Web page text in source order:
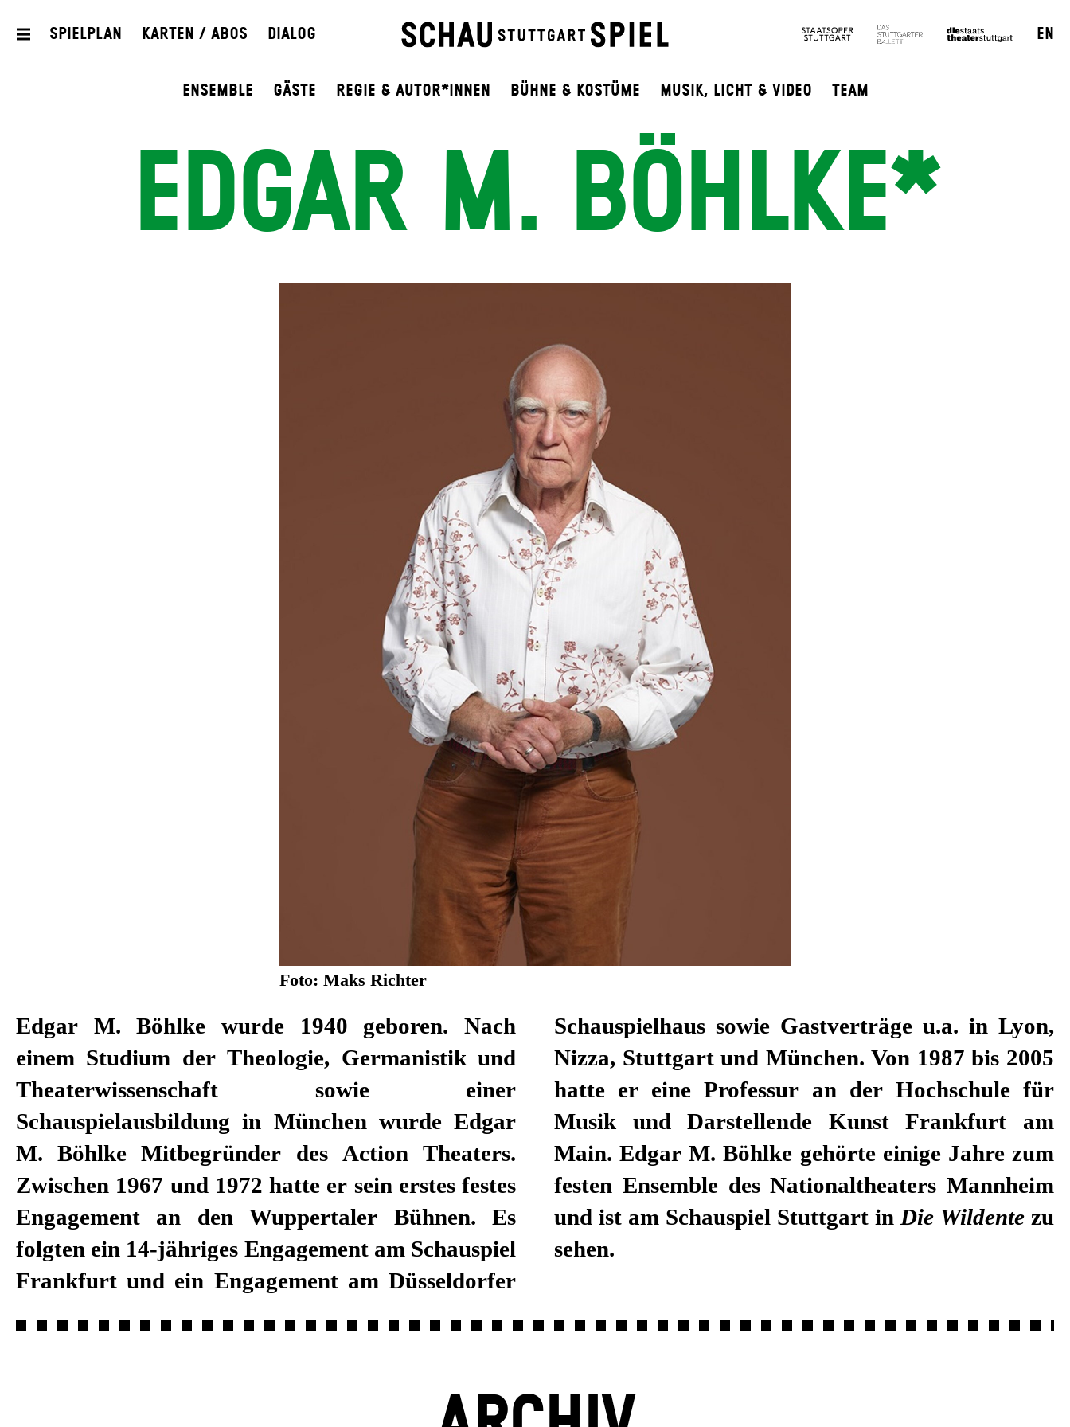
Spielplan Karten / Abos Dialog EN
Ensemble Gäste Regie & Autor*innen Bühne & Kostüme Musik, Licht & Video Team
EDGAR M. BÖHLKE*
Foto: Maks Richter
Edgar M. Böhlke wurde 1940 geboren. Nach
einem Studium der Theologie, Germanistik und
Theaterwissenschaft sowie einer
Schauspielausbildung in München wurde Edgar
M. Böhlke Mitbegründer des Action Theaters.
Zwischen 1967 und 1972 hatte er sein erstes festes
Engagement an den Wuppertaler Bühnen. Es
folgten ein 14-jähriges Engagement am Schauspiel
Frankfurt und ein Engagement am Düsseldorfer
Schauspielhaus sowie Gastverträge u.a. in Lyon,
Nizza, Stuttgart und München. Von 1987 bis 2005
hatte er eine Professur an der Hochschule für
Musik und Darstellende Kunst Frankfurt am
Main. Edgar M. Böhlke gehörte einige Jahre zum
festen Ensemble des Nationaltheaters Mannheim
und ist am Schauspiel Stuttgart in Die Wildente zu
sehen.